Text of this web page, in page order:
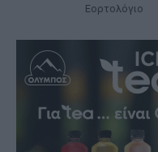
Εορτολόγιο